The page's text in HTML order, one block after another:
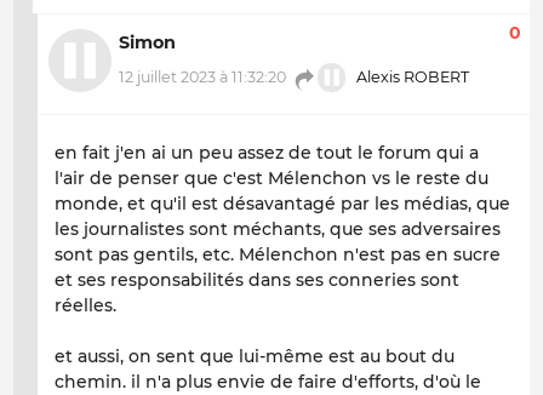
Simon
12 juillet 2023 à 11:32:20 Alexis ROBERT
0
en fait j'en ai un peu assez de tout le forum qui a
l'air de penser que c'est Mélenchon vs le reste du
monde, et qu'il est désavantagé par les médias, que
les journalistes sont méchants, que ses adversaires
sont pas gentils, etc. Mélenchon n'est pas en sucre
et ses responsabilités dans ses conneries sont
réelles.
et aussi, on sent que lui-même est au bout du
chemin. il n'a plus envie de faire d'efforts, d'où le